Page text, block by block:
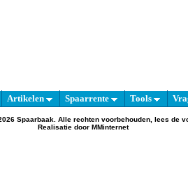
Artikelen Spaarrente Tools
Spaarbaak. Alle rechten voorbehouden, lees de
Realisatie door MMinternet